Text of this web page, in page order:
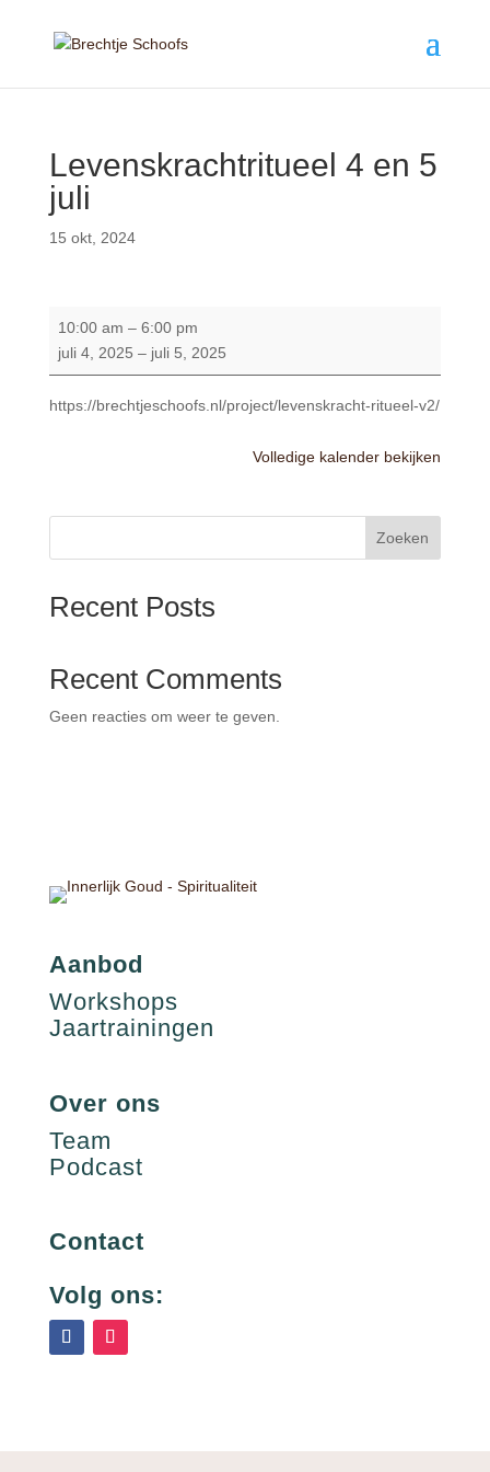
Levenskrachtritueel 4 en 5
juli
15 okt, 2024
10:00 am – 6:00 pm
juli 4, 2025 – juli 5, 2025
https://brechtjeschoofs.nl/project/levenskracht-ritueel-v2/
Volledige kalender bekijken
Zoeken
Recent Posts
Recent Comments
Geen reacties om weer te geven.
Aanbod
Workshops
Jaartrainingen
Over ons
Team
Podcast
Contact
Volg ons: